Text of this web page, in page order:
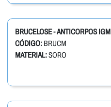
BRUCELOSE - ANTICORPOS IGM
CÓDIGO: BRUCM
MATERIAL:SORO